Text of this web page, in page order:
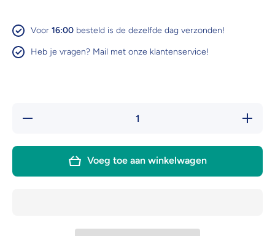
Voor 16:00 besteld is de dezelfde dag verzonden!
Heb je vragen? Mail met onze klantenservice!
Hoeveelheid
vers
Voeg toe aan winkelwagen